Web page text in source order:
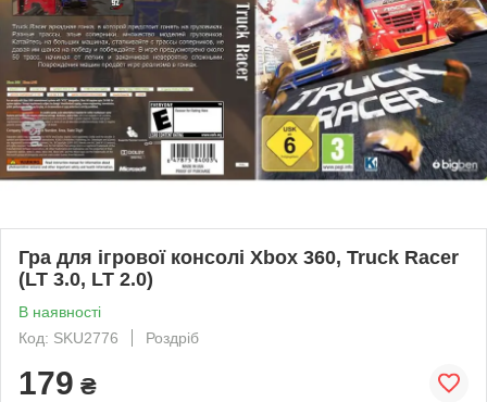
Гра для ігрової консолі Xbox 360, Truck Racer
(LT 3.0, LT 2.0)
В наявності
Код: SKU2776
Роздріб
179 ₴